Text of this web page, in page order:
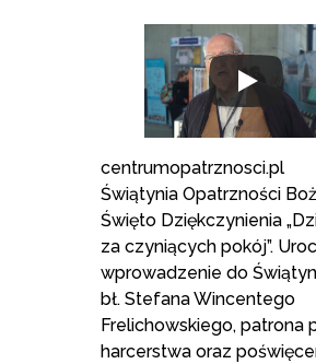
centrumopatrznosci.pl
Świątynia Opatrzności
Święto Dziękczynienia
za czyniących pokój”.
wprowadzenie do
bł. Stefana Wincentego
Frelichowskiego, patrona
harcerstwa oraz